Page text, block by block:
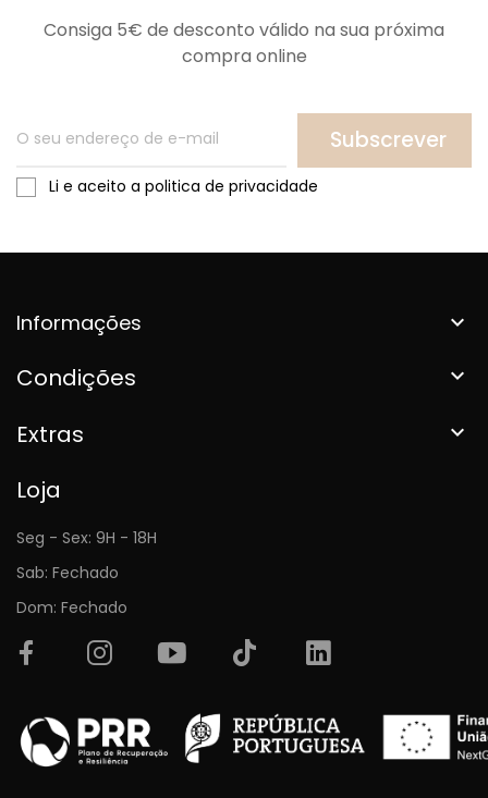
Consiga 5€ de desconto válido na sua próxima
compra online
Subscrever
Li e aceito a politica de privacidade
Informações 
Condições 
Extras 
Loja
Seg - Sex: 9H - 18H
Sab: Fechado
Dom: Fechado